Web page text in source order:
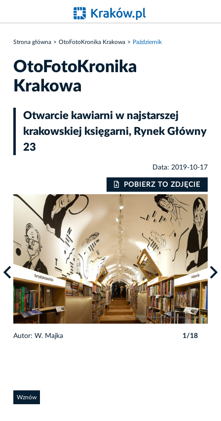
Strona główna OtoFotoKronika Krakowa Październik
OtoFotoKronika
Krakowa
Otwarcie kawiarni w najstarszej
krakowskiej księgarni, Rynek Główny
23
Data: 2019-10-17
POBIERZ TO ZDJĘCIE
Autor: W. Majka 1/18
Wznów